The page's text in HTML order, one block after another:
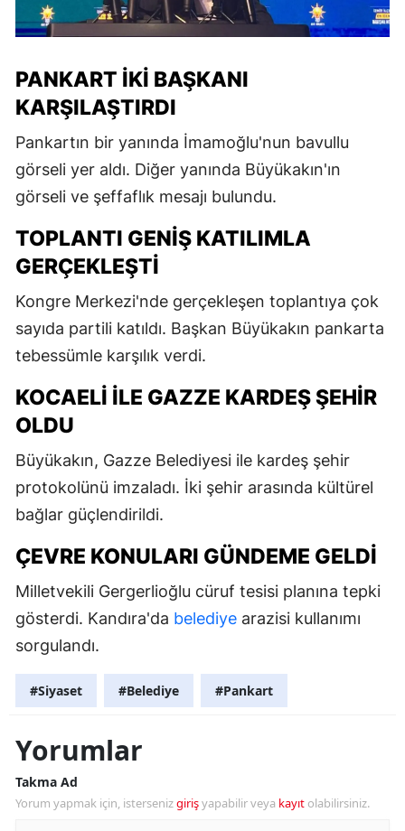
PANKART IKI BAŞKANI
KARŞILAŞTIRDI
Pankartın bir yanında İmamoğlu'nun bavullu
görseli yer aldı. Diğer yanında Büyükakın'ın
görseli ve şeffaflık mesajı bulundu.
TOPLANTI GENIŞ KATILIMLA
GERÇEKLEŞTI
Kongre Merkezi'nde gerçekleşen toplantıya çok
sayıda partili katıldı. Başkan Büyükakın pankarta
tebessümle karşılık verdi.
KOCAELI ILE GAZZE KARDEŞ ŞEHIR
OLDU
Büyükakın, Gazze Belediyesi ile kardeş şehir
protokolünü imzaladı. İki şehir arasında kültürel
bağlar güçlendirildi.
ÇEVRE KONULARI GÜNDEME GELDI
Milletvekili Gergerlioğlu cüruf tesisi planına tepki
gösterdi. Kandıra'da belediye arazisi kullanımı
sorgulandı.
#Siyaset #Belediye #Pankart
Yorumlar
Takma Ad
Yorum yapmak için, istersenizgirişyapabilir veya kayıt olabilirsiniz.